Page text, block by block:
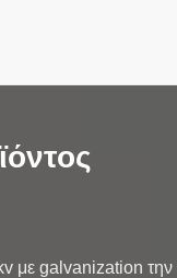
με galvanization την